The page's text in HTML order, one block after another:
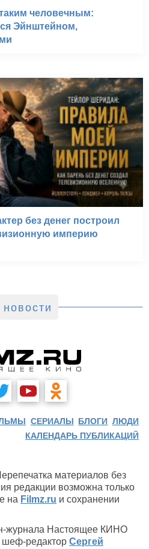
человечным:
Эйнштейном,
без денег построил
империю
СЕРИАЛЫ БЛОГИ ЛЮДИ
КАЛЕНДАРЬ ПУБЛИКАЦИЙ
материалов без
редакции возможна только
на Filmz.ru и сохранении
журнала Настоящее КИНО
шеф-редактор Сергей